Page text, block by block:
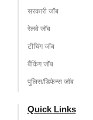
सरकारी जॉब
रेलवे जॉब
टीचिंग जॉब
बैंकिंग जॉब
पुलिस/डिफेन्स जॉब
Quick Links